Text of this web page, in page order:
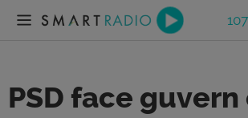
PSD face guvern